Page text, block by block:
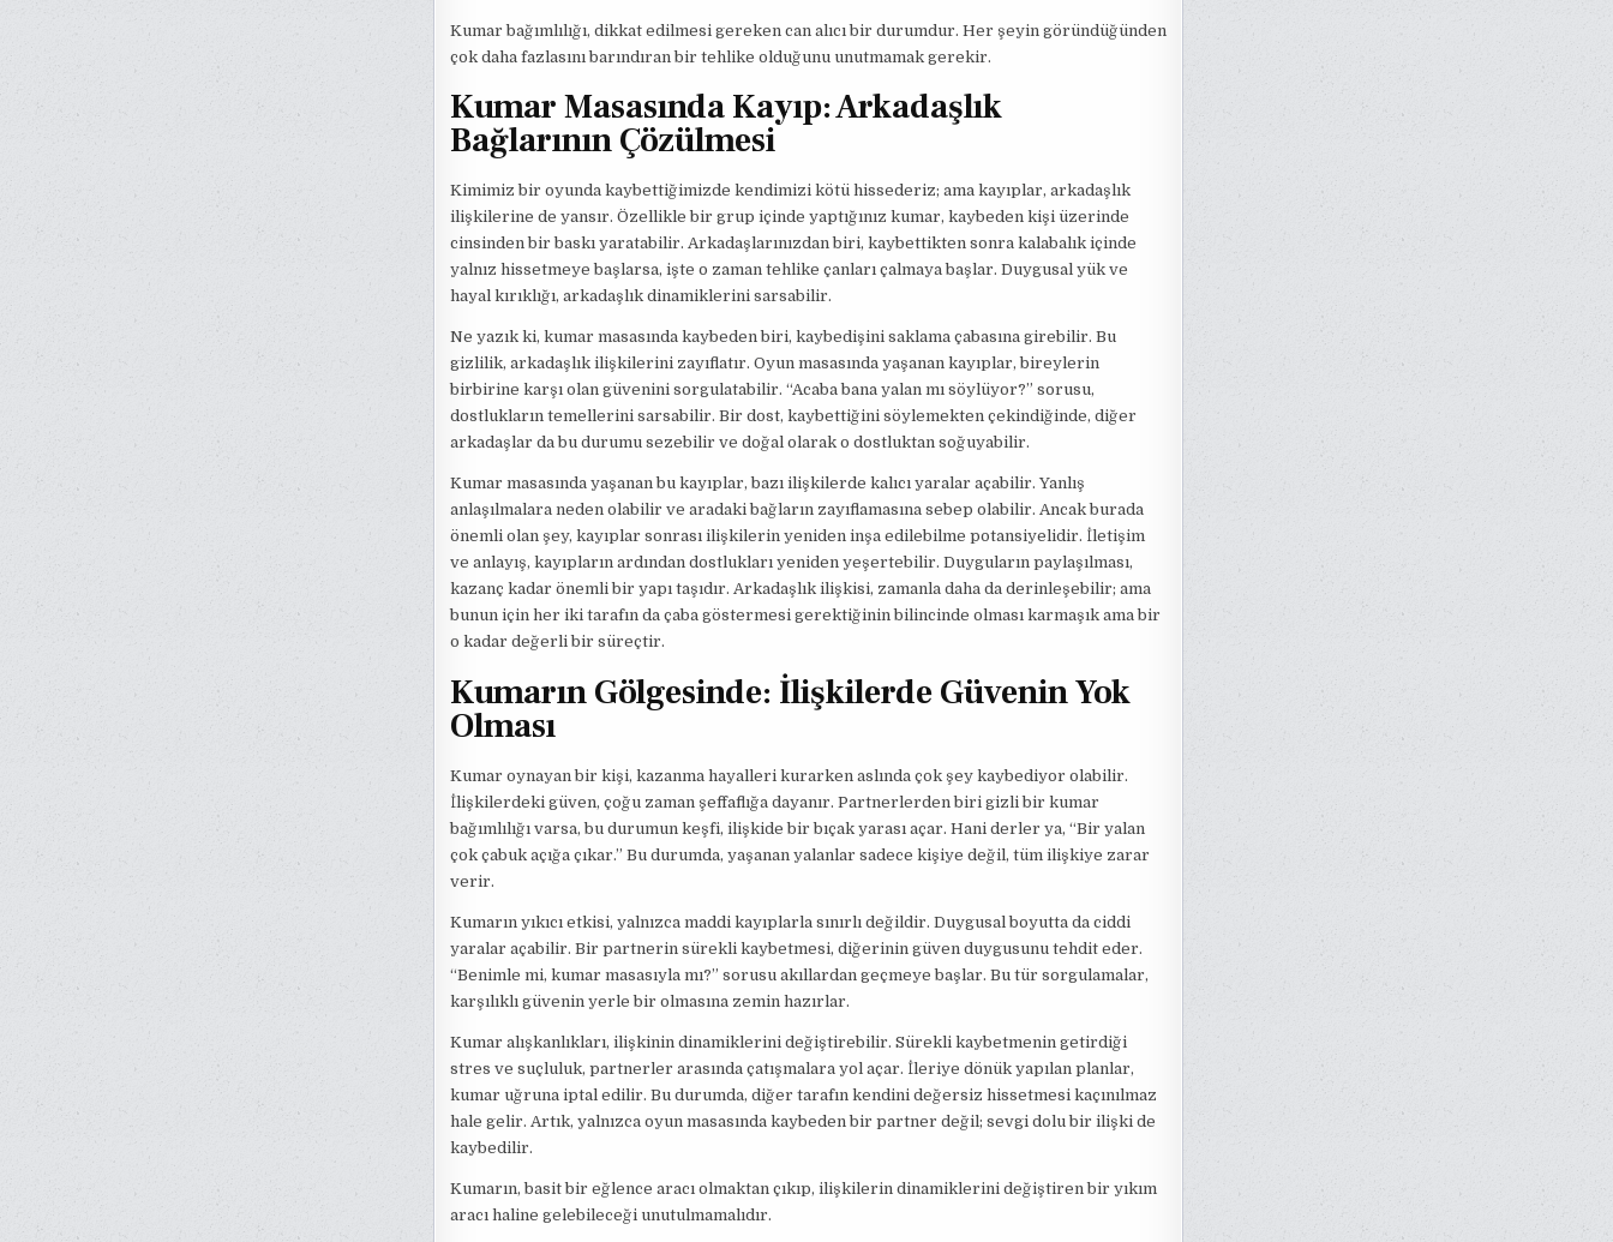
Kumar bağımlılığı, dikkat edilmesi gereken can alıcı bir durumdur. Her şeyin göründüğünden
çok daha fazlasını barındıran bir tehlike olduğunu unutmamak gerekir.
Kumar Masasında Kayıp: Arkadaşlık
Bağlarının Çözülmesi
Kimimiz bir oyunda kaybettiğimizde kendimizi kötü hissederiz; ama kayıplar, arkadaşlık
ilişkilerine de yansır. Özellikle bir grup içinde yaptığınız kumar, kaybeden kişi üzerinde
cinsinden bir baskı yaratabilir. Arkadaşlarınızdan biri, kaybettikten sonra kalabalık içinde
yalnız hissetmeye başlarsa, işte o zaman tehlike çanları çalmaya başlar. Duygusal yük ve
hayal kırıklığı, arkadaşlık dinamiklerini sarsabilir.
Ne yazık ki, kumar masasında kaybeden biri, kaybedişini saklama çabasına girebilir. Bu
gizlilik, arkadaşlık ilişkilerini zayıflatır. Oyun masasında yaşanan kayıplar, bireylerin
birbirine karşı olan güvenini sorgulatabilir. “Acaba bana yalan mı söylüyor?” sorusu,
dostlukların temellerini sarsabilir. Bir dost, kaybettiğini söylemekten çekindiğinde, diğer
arkadaşlar da bu durumu sezebilir ve doğal olarak o dostluktan soğuyabilir.
Kumar masasında yaşanan bu kayıplar, bazı ilişkilerde kalıcı yaralar açabilir. Yanlış
anlaşılmalara neden olabilir ve aradaki bağların zayıflamasına sebep olabilir. Ancak burada
önemli olan şey, kayıplar sonrası ilişkilerin yeniden inşa edilebilme potansiyelidir. İletişim
ve anlayış, kayıpların ardından dostlukları yeniden yeşertebilir. Duyguların paylaşılması,
kazanç kadar önemli bir yapı taşıdır. Arkadaşlık ilişkisi, zamanla daha da derinleşebilir; ama
bunun için her iki tarafın da çaba göstermesi gerektiğinin bilincinde olması karmaşık ama bir
o kadar değerli bir süreçtir.
Kumarın Gölgesinde: İlişkilerde Güvenin Yok
Olması
Kumar oynayan bir kişi, kazanma hayalleri kurarken aslında çok şey kaybediyor olabilir.
İlişkilerdeki güven, çoğu zaman şeffaflığa dayanır. Partnerlerden biri gizli bir kumar
bağımlılığı varsa, bu durumun keşfi, ilişkide bir bıçak yarası açar. Hani derler ya, “Bir yalan
çok çabuk açığa çıkar.” Bu durumda, yaşanan yalanlar sadece kişiye değil, tüm ilişkiye zarar
verir.
Kumarın yıkıcı etkisi, yalnızca maddi kayıplarla sınırlı değildir. Duygusal boyutta da ciddi
yaralar açabilir. Bir partnerin sürekli kaybetmesi, diğerinin güven duygusunu tehdit eder.
“Benimle mi, kumar masasıyla mı?” sorusu akıllardan geçmeye başlar. Bu tür sorgulamalar,
karşılıklı güvenin yerle bir olmasına zemin hazırlar.
Kumar alışkanlıkları, ilişkinin dinamiklerini değiştirebilir. Sürekli kaybetmenin getirdiği
stres ve suçluluk, partnerler arasında çatışmalara yol açar. İleriye dönük yapılan planlar,
kumar uğruna iptal edilir. Bu durumda, diğer tarafın kendini değersiz hissetmesi kaçınılmaz
hale gelir. Artık, yalnızca oyun masasında kaybeden bir partner değil; sevgi dolu bir ilişki de
kaybedilir.
Kumarın, basit bir eğlence aracı olmaktan çıkıp, ilişkilerin dinamiklerini değiştiren bir yıkım
aracı haline gelebileceği unutulmamalıdır.